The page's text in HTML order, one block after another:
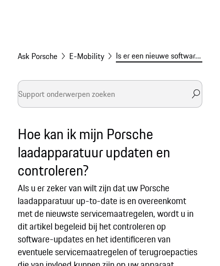
Ask Porsche E-Mobility Is er een nieuwe software-update voor mijn laadapparatuur?
Hoe kan ik mijn Porsche
laadapparatuur updaten en
controleren?
Als u er zeker van wilt zijn dat uw Porsche
laadapparatuur up-to-date is en overeenkomt
met de nieuwste servicemaatregelen, wordt u in
dit artikel begeleid bij het controleren op
software-updates en het identificeren van
eventuele servicemaatregelen of terugroepacties